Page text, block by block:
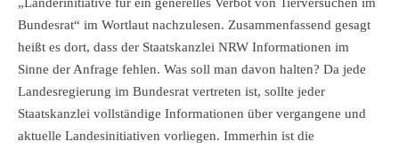
Bundesrat“ im Wortlaut nachzulesen. Zusammenfassend gesagt
heißt es dort, dass der Staatskanzlei NRW Informationen im
Sinne der Anfrage fehlen. Was soll man davon halten? Da jede
Landesregierung im Bundesrat vertreten ist, sollte jeder
Staatskanzlei vollständige Informationen über vergangene und
aktuelle Landesinitiativen vorliegen. Immerhin ist die